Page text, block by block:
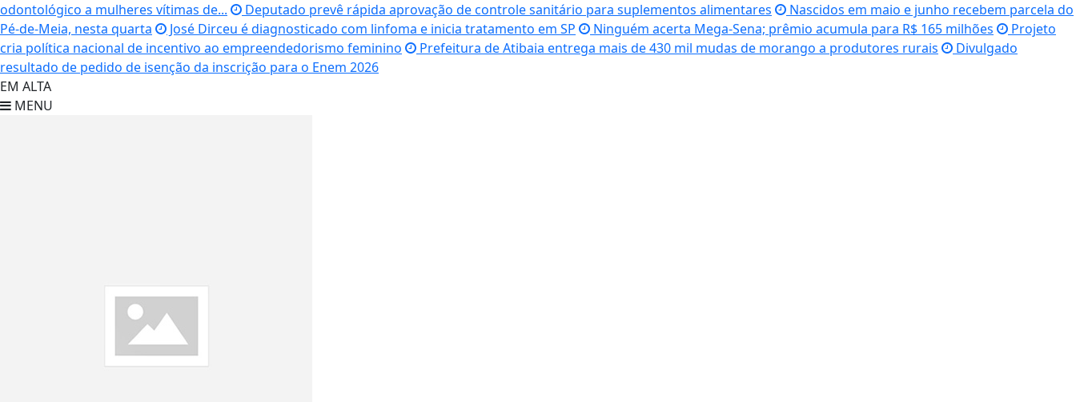
odontológico a mulheres vítimas de...
Deputado prevê rápida aprovação de controle sanitário para suplementos alimentares
Nascidos em maio e junho recebem parcela do
Pé-de-Meia, nesta quarta
José Dirceu é diagnosticado com linfoma e inicia tratamento em SP Ninguém acerta Mega-Sena; prêmio acumula para R$ 165 milhões
Projeto
cria política nacional de incentivo ao empreendedorismo feminino
Prefeitura de Atibaia entrega mais de 430 mil mudas de morango a produtores rurais
Divulgado
resultado de pedido de isenção da inscrição para o Enem 2026
EM ALTA
MENU